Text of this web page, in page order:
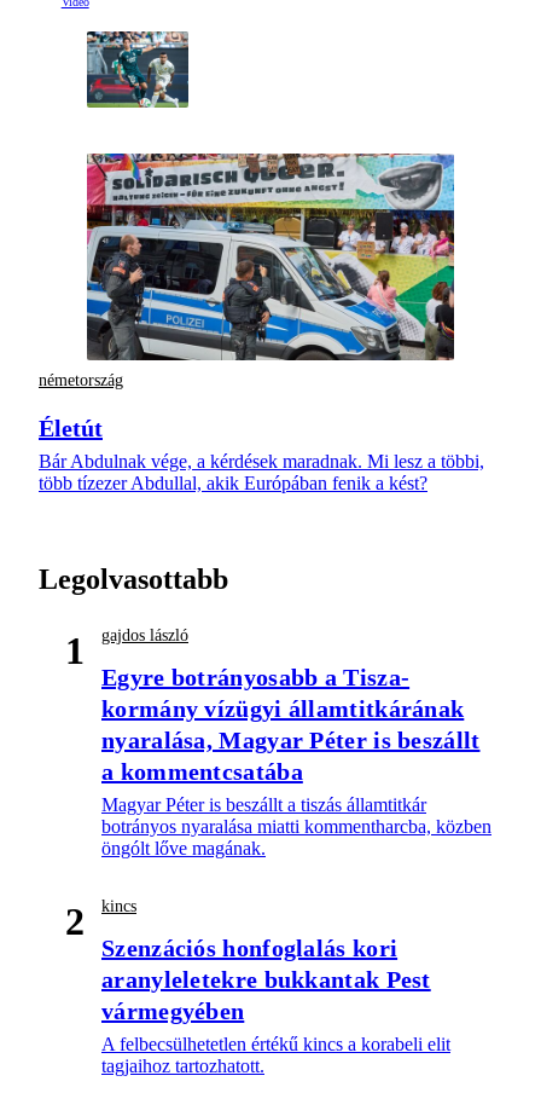
németország
Életút
Bár Abdulnak vége, a kérdések maradnak. Mi lesz a többi,
több tízezer Abdullal, akik Európában fenik a kést?
Legolvasottabb
1 gajdos lászló
Egyre botrányosabb a Tisza-
kormány vízügyi államtitkárának
nyaralása, Magyar Péter is beszállt
a kommentcsatába
Magyar Péter is beszállt a tiszás államtitkár
botrányos nyaralása miatti kommentharcba, közben
öngólt lőve magának.
2 kincs
Szenzációs honfoglalás kori
aranyleletekre bukkantak Pest
vármegyében
A felbecsülhetetlen értékű kincs a korabeli elit
tagjaihoz tartozhatott.